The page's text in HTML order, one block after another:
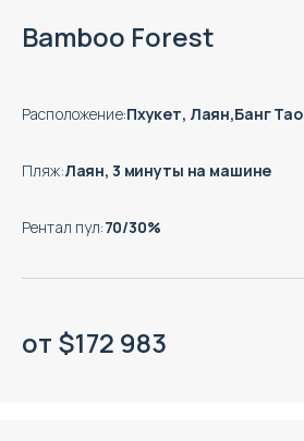
Bamboo Forest
Расположение:Пхукет, Лаян,Банг Тао
Пляж:Лаян, 3 минуты на машине
Рентал пул:70/30%
от $172 983